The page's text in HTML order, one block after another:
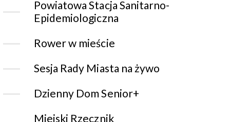
Powiatowa Stacja Sanitarno-
Epidemiologiczna
Rower w mieście
Sesja Rady Miasta na żywo
Dzienny Dom Senior+
Miejski Rzecznik